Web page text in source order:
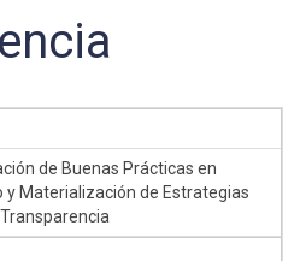
de Buenas Prácticas en
Materialización de Estrategias